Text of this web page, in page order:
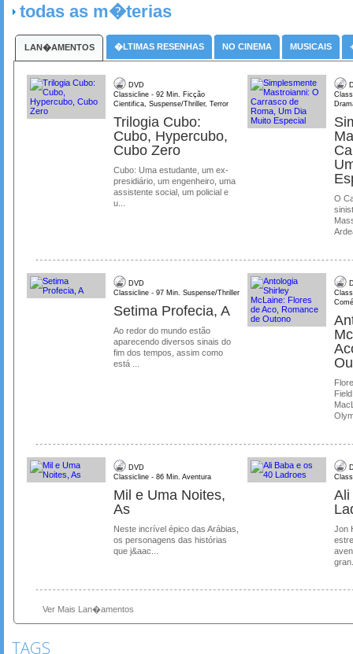
todas as m�terias
LAN�AMENTOS �LTIMAS RESENHAS NO CINEMA MUSICAIS
DVD
Classicline - 92 Min. Ficção
Cientifica, Suspense/Thriller, Terror
Trilogia Cubo:
Cubo, Hypercubo,
Cubo Zero
Cubo: Uma estudante, um ex-
presidiário, um engenheiro, uma
assistente social, um policial e
u...
O
DVD
Classicline - 97 Min. Suspense/Thriller
Setima Profecia, A
Ao redor do mundo estão
aparecendo diversos sinais do
fim dos tempos, assim como
está ...
DVD
Classicline - 86 Min. Aventura
Mil e Uma Noites,
As
Neste incrível épico das Arábias,
os personagens das histórias
que j&aac...
Ali
Jon
Ver Mais Lan�amentos
TAGS